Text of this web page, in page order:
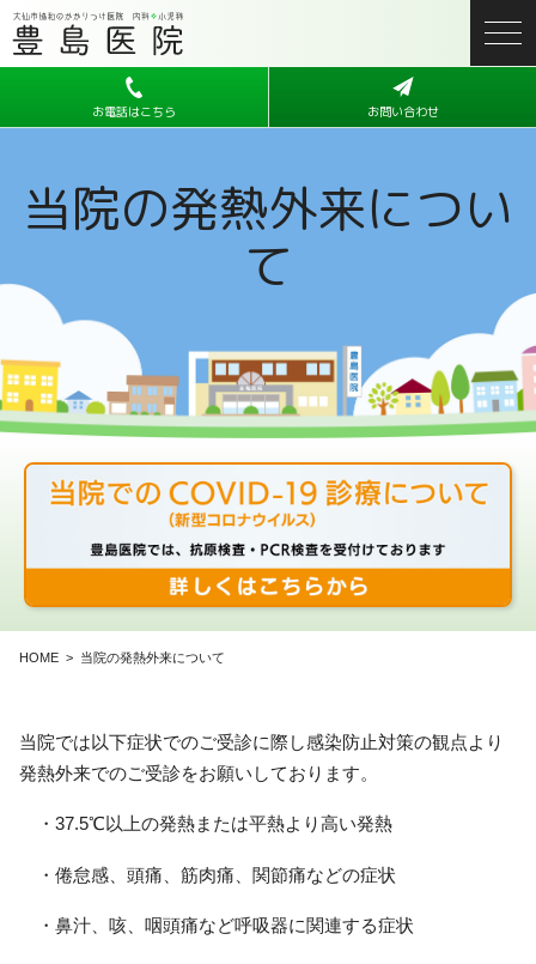
お電話はこちら お問い合わせ
当院の発熱外来につい
て
HOME 当院の発熱外来について
当院では以下症状でのご受診に際し感染防止対策の観点より
発熱外来でのご受診をお願いしております。
・37.5℃以上の発熱または平熱より高い発熱
・倦怠感、頭痛、筋肉痛、関節痛などの症状
・鼻汁、咳、咽頭痛など呼吸器に関連する症状